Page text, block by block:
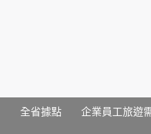
於一般瀏覽時，伺服器會自
設備的 IP 位址、使用時間、
全省據點 企業員工旅遊